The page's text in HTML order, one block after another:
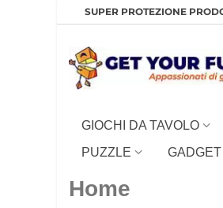
SUPER PROTEZIONE
GIOCHI DA TAVOLO
PUZZLE
GADGET
Home